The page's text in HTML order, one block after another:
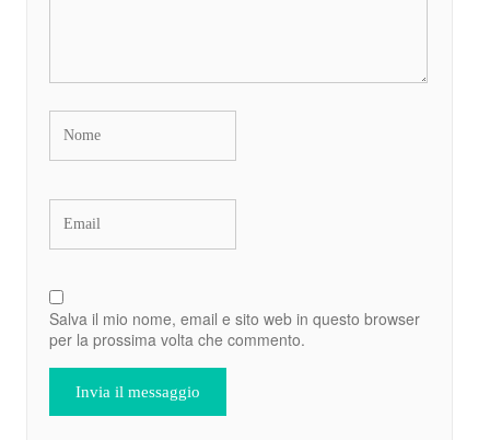
Salva il mio nome, email e sito web in questo browser
per la prossima volta che commento.